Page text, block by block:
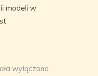
modeli w
wyłączona